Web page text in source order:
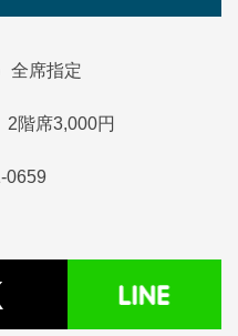
全席指定
階席3,000円
0659